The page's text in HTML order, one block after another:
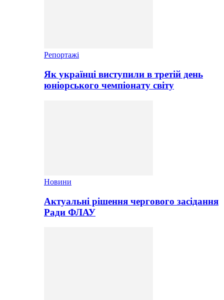
Репортажі
Як українці виступили в третій день
юніорського чемпіонату світу
Новини
Актуальні рішення чергового засідання
Ради ФЛАУ